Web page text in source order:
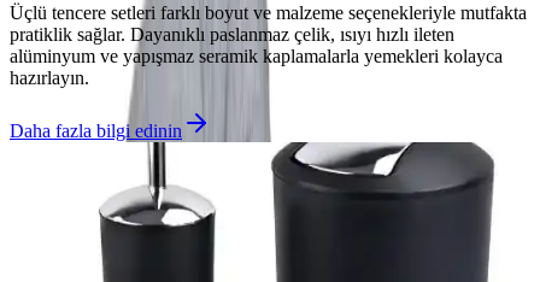
Üçlü tencere setleri farklı boyut ve malzeme seçenekleriyle mutfakta
pratiklik sağlar. Dayanıklı paslanmaz çelik, ısıyı hızlı ileten
alüminyum ve yapışmaz seramik kaplamalarla yemekleri kolayca
hazırlayın.
Daha fazla bilgi edinin